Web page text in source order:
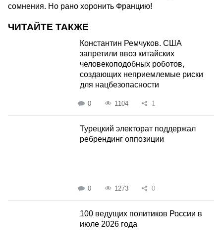
сомнения. Но рано хоронить Францию!
ЧИТАЙТЕ ТАКЖЕ
Константин Ремчуков. США
запретили ввоз китайских
человекоподобных роботов,
создающих неприемлемые риски
для нацбезопасности
0 1104 1
Турецкий электорат поддержал
ребрендинг оппозиции
0 1273 0
100 ведущих политиков России в
июле 2026 года